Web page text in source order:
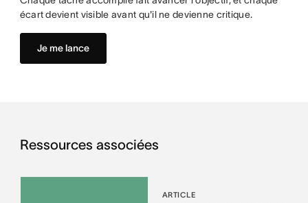
écart devient visible avant qu'il ne devienne critique.
Je me lance
Ressources associées
ARTICLE